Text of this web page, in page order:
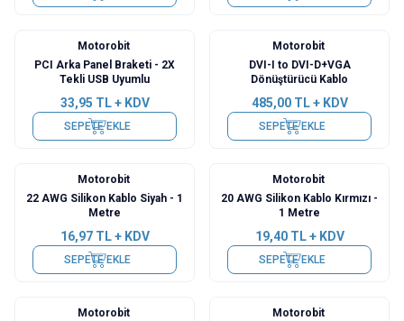
Motorobit
PCI Arka Panel Braketi - 2X
Tekli USB Uyumlu
33,95 TL + KDV
SEPETE EKLE
Motorobit
DVI-I to DVI-D+VGA
Dönüştürücü Kablo
485,00TL + KDV
SEPETE EKLE
Motorobit
22 AWG Silikon Kablo Siyah - 1
Metre
16,97TL + KDV
SEPETE EKLE
Motorobit
20 AWG Silikon Kablo Kırmızı -
1 Metre
19,40TL + KDV
SEPETE EKLE
Motorobit
Motorobit